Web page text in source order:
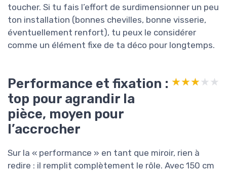
toucher. Si tu fais l’effort de surdimensionner un peu
ton installation (bonnes chevilles, bonne visserie,
éventuellement renfort), tu peux le considérer
comme un élément fixe de ta déco pour longtemps.
Performance et fixation :
top pour agrandir la
pièce, moyen pour
l’accrocher
★★★★★
★★★★★
Sur la « performance » en tant que miroir, rien à
redire : il remplit complètement le rôle. Avec 150 cm